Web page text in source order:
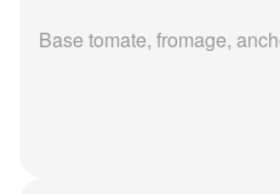
Base tomate, fromage,